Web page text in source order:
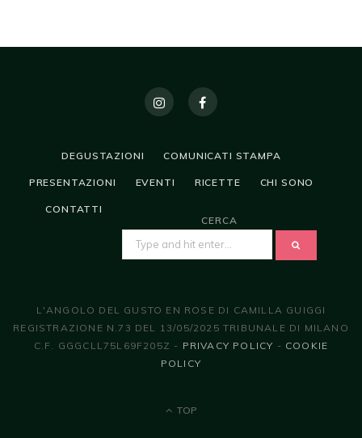
DEGUSTAZIONI COMUNICATI STAMPA
PRESENTAZIONI EVENTI RICETTE CHI SONO
CONTATTI
CERCA
L'ANGOLO DEL GUSTO EN ROSE DI CAMILLA GUIGGI
REGISTRAZIONE N.73 DEL 13/05/2025 TRIBUNALE DI MILANO
C.F. GGGCLL75L69F205Z - PRIVACY POLICY - COOKIE
POLICY
TOP